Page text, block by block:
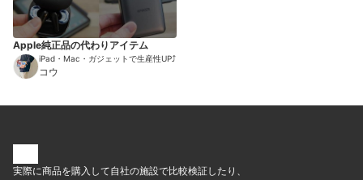
Apple純正品の代わりアイテム
iPad・Mac・ガジェットで生産性UP⤴︎
コウ
実際に商品を購入して自社の施設で比較検証したり、